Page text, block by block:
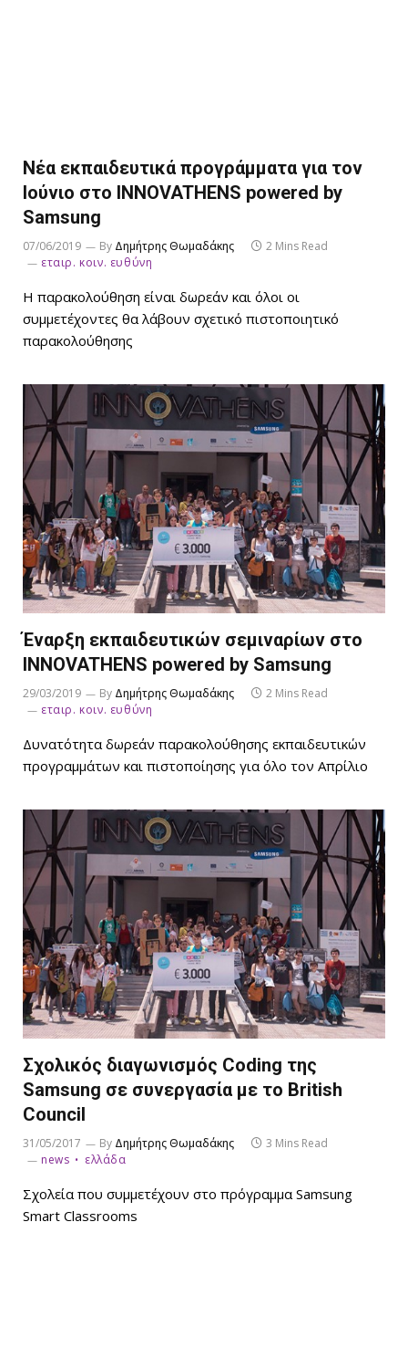
Νέα εκπαιδευτικά προγράμματα για τον
Ιούνιο στο ΙNNOVATHENS powered by
Samsung
07/06/2019 By Δημήτρης Θωμαδάκης
2 Mins Read
εταιρ. κοιν. ευθύνη
Η παρακολούθηση είναι δωρεάν και όλοι οι
συμμετέχοντες θα λάβουν σχετικό πιστοποιητικό
παρακολούθησης
Έναρξη εκπαιδευτικών σεμιναρίων στο
ΙNNOVATHENS powered by Samsung
29/03/2019 By Δημήτρης Θωμαδάκης
2 Mins Read
εταιρ. κοιν. ευθύνη
Δυνατότητα δωρεάν παρακολούθησης εκπαιδευτικών
προγραμμάτων και πιστοποίησης για όλο τον Απρίλιο
Σχολικός διαγωνισμός Coding της
Samsung σε συνεργασία με το British
Council
31/05/2017 By Δημήτρης Θωμαδάκης
3 Mins Read
news
ελλάδα
Σχολεία που συμμετέχουν στο πρόγραμμα Samsung
Smart Classrooms